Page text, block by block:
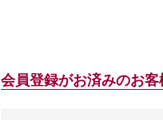
会員登録がお済みのお客